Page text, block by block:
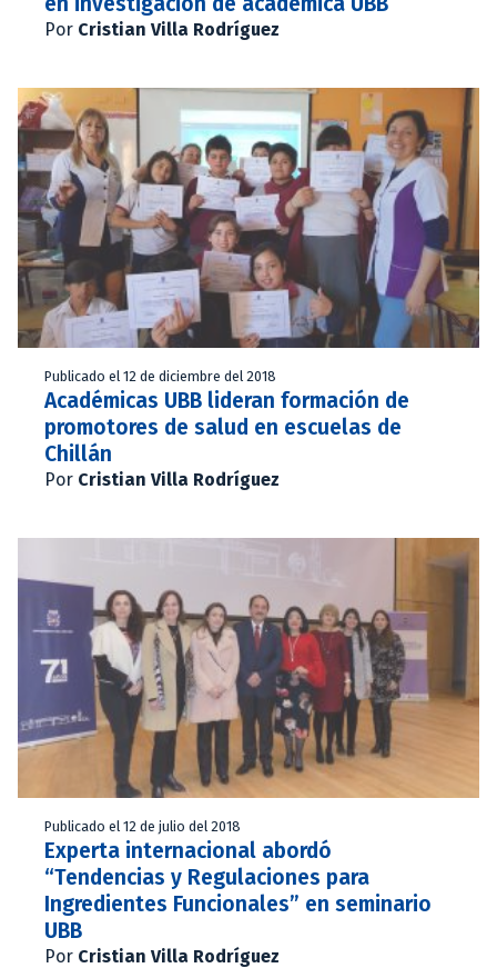
Por Cristian Villa Rodríguez
Publicado el 12 de diciembre del 2018
Académicas UBB lideran formación de
promotores de salud en escuelas de
Chillán
Por Cristian Villa Rodríguez
Publicado el 12 de julio del 2018
Experta internacional abordó
“Tendencias y Regulaciones para
Ingredientes Funcionales” en seminario
UBB
Por Cristian Villa Rodríguez